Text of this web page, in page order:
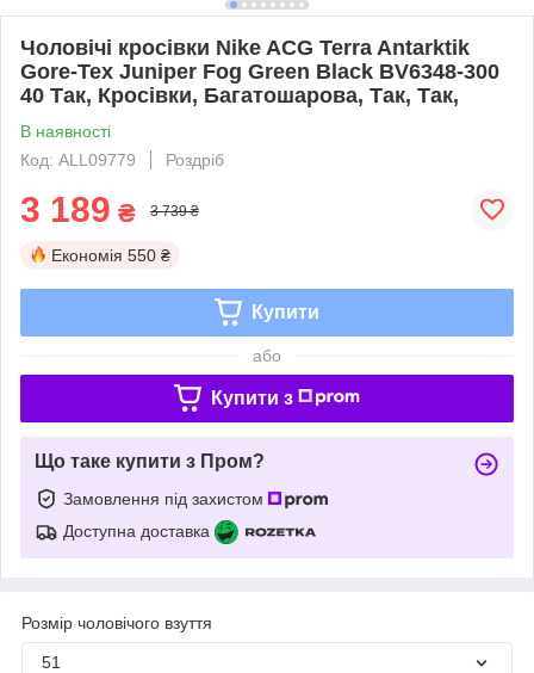
Чоловічі кросівки Nike ACG Terra Antarktik
Gore-Tex Juniper Fog Green Black BV6348-300
40 Так, Кросівки, Багатошарова, Так, Так,
В наявності
Код: ALL09779
Роздріб
3 189 ₴ 3 739 ₴
Економія 550 ₴
Купити
або
Купити з
Що таке купити з Пром?
Замовлення під захистом
Доступна доставка
Розмір чоловічого взуття
51